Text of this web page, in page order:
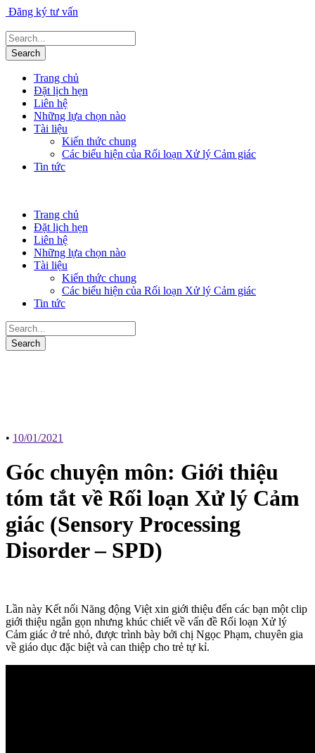
Đăng ký tư vấn
Trang chủ
Đặt lịch hẹn
Liên hệ
Những lựa chọn nào
Tài liệu
Kiến thức chung
Các biểu hiện của Rối loạn Xử lý Cảm giác
Tin tức
Trang chủ
Đặt lịch hẹn
Liên hệ
Những lựa chọn nào
Tài liệu
Kiến thức chung
Các biểu hiện của Rối loạn Xử lý Cảm giác
Tin tức
• 10/01/2021
Góc chuyện môn: Giới thiệu
tóm tắt về Rối loạn Xử lý Cảm
giác (Sensory Processing
Disorder – SPD)
Lần này Kết nối Năng động Việt xin giới thiệu đến các bạn một clip
giới thiệu ngắn gọn nhưng khúc chiết về vấn đề Rối loạn Xử lý
Cảm giác ở trẻ nhỏ, được trình bày bởi chị Ngọc Phạm, chuyên gia
về giáo dục đặc biệt và can thiệp cho trẻ tự kỉ.